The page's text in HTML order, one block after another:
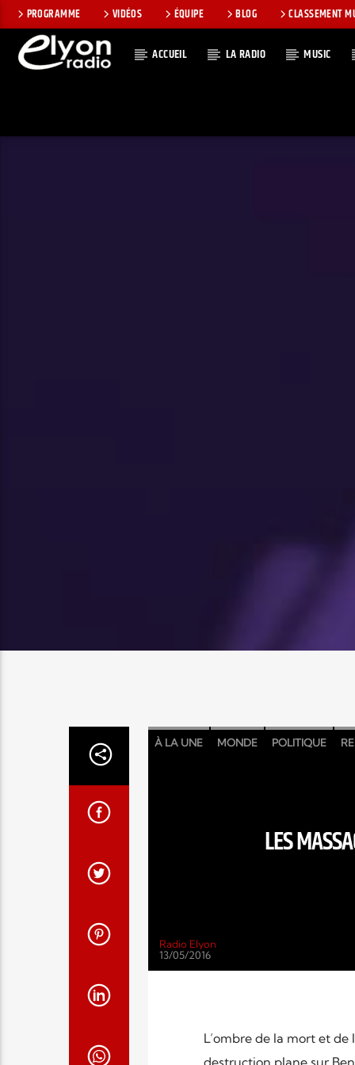
PROGRAMME VIDÉOS ÉQUIPE BLOG CLASSEMENT
ACCUEIL LA RADIO MUSIC
À LA UNE MONDE POLITIQUE
LES
Radio Elyon
13/05/2016
L’ombre de la mort et